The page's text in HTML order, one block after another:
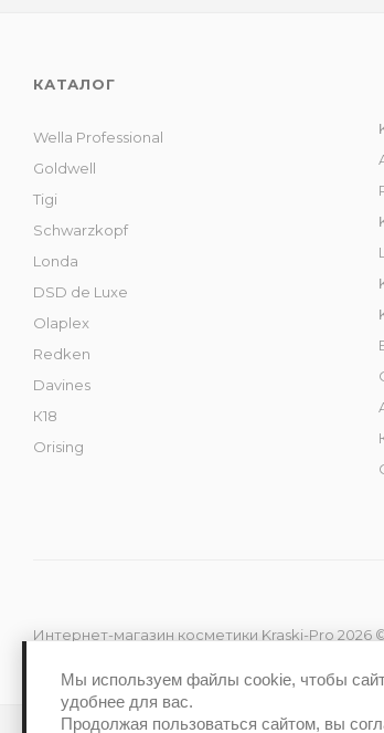
КАТАЛОГ
Wella Professional
Goldwell
Tigi
Schwarzkopf
Londa
DSD de Luxe
Olaplex
Redken
Davines
К18
Orising
Интернет-магазин косметики Kraski-Pro 2026
Мы используем файлы cookie, чтобы
удобнее для вас.
Продолжая пользоваться сайтом, вы